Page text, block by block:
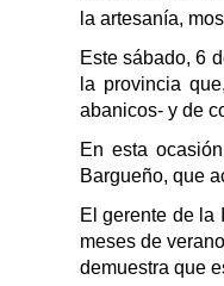
la artesanía,
Este sábado, 6
la provincia
abanicos- y de
En esta
Bargueño, que
El gerente de la
meses de
demuestra que